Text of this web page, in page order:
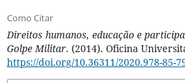
Como Citar
Direitos humanos, educação e
Golpe Militar. (2014). Oficina
https://doi.org/10.36311/2020.978-85-